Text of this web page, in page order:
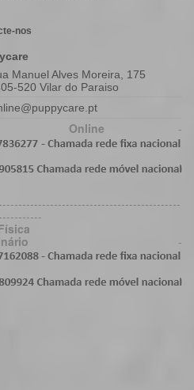
nos
Manuel Alves Moreira, 175
520 Vilar do Paraiso
Online -
-